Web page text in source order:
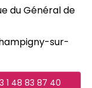
du Général de
sur-
1 48 83 87 40